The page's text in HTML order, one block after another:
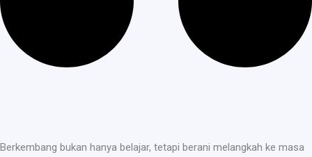
Berkembang bukan hanya belajar, tetapi berani melangkah ke masa